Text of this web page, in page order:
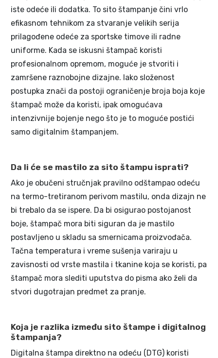
iste odeće ili dodatka. To sito štampanje čini vrlo
efikasnom tehnikom za stvaranje velikih serija
prilagođene odeće za sportske timove ili radne
uniforme. Kada se iskusni štampač koristi
profesionalnom opremom, moguće je stvoriti i
zamršene raznobojne dizajne. Iako složenost
postupka znači da postoji ograničenje broja boja koje
štampač može da koristi, ipak omogućava
intenzivnije bojenje nego što je to moguće postići
samo digitalnim štampanjem.
Da li će se mastilo za sito štampu isprati?
Ako je obučeni stručnjak pravilno odštampao odeću
na termo-tretiranom perivom mastilu, onda dizajn ne
bi trebalo da se ispere. Da bi osigurao postojanost
boje, štampač mora biti siguran da je mastilo
postavljeno u skladu sa smernicama proizvođača.
Tačna temperatura i vreme sušenja variraju u
zavisnosti od vrste mastila i tkanine koja se koristi, pa
štampač mora slediti uputstva do pisma ako želi da
stvori dugotrajan predmet za pranje.
Koja je razlika između sito štampe i digitalnog
štampanja?
Digitalna štampa direktno na odeću (DTG) koristi